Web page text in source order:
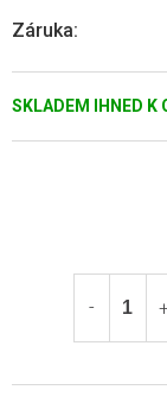
SKLADEM IHNED K
Záruka: